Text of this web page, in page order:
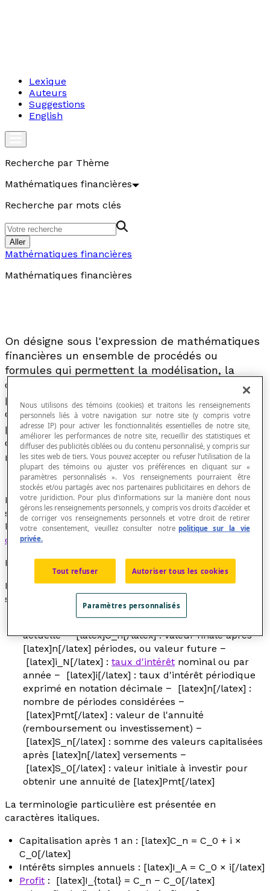
Lexique
Auteurs
Suggestions
English
Recherche par Thème
Mathématiques financières
Recherche par mots clés
Aller
Mathématiques financières
Mathématiques financières
On désigne sous l'expression de mathématiques
financières un ensemble de procédés ou
formules qui permettent la modélisation, la
quantification et la compréhension des
phénomènes régissant les opérations financières
d'une certaine duréetels que lesemprunts et
placements, lesinvestissementset les calculs
de rendement, notamment dans le domaine des
marchés financiers.
Les variables qui interviennent dans ces phénomènes
sont les montants investis ou empruntés, la durée de
l'investissement ou de l'amortissement et letaux
d'intérêt
Formules
Dans ce qui suit, les variables utilisées sont les
suivantes :
− [latex]C_0[/latex] : valeur initiale ou valeur
actuelle − [latex]C_n[/latex] : valeur finale après
[latex]n[/latex] périodes, ou valeur future −
[latex]i_N[/latex] : taux d'intérêt nominal ou par
année − [latex]i[/latex] : taux d'intérêt périodique
exprimé en notation décimale − [latex]n[/latex] :
nombre de périodes considérées −
[latex]Pmt[/latex] : valeur de l'annuité
(remboursement ou investissement) −
[latex]S_n[/latex] : somme des valeurs capitalisées
après [latex]n[/latex] versements −
[latex]S_0[/latex] : valeur initiale à investir pour
obtenir une annuité de [latex]Pmt[/latex]
La terminologie particulière est présentée en
caractères italiques.
Capitalisation après 1 an : [latex]C_n = C_0 + i ×
C_0[/latex]
Intérêts simples annuels : [latex]I_A = C_0 × i[/latex]
Profit : [latex]I_{total} = C_n − C_0[/latex]
Nous utilisons des témoins (cookies) et traitons les renseignements
personnels liés à votre navigation sur notre site (y compris votre
adresse IP) pour activer les fonctionnalités essentielles de notre site,
améliorer les performances de notre site, recueillir des statistiques et
diffuser des publicités ciblées ou du contenu personnalisé, y compris sur
les sites web de tiers. Vous pouvez accepter ou refuser l’utilisation de la
plupart des témoins ou ajuster vos préférences en cliquant sur «
paramètres personnalisés ». Vos renseignements pourraient être
stockés et/ou partagés avec nos partenaires publicitaires en dehors de
votre juridiction. Pour plus d’informations sur la manière dont nous
gérons les renseignements personnels, y compris vos droits d’accéder et
de corriger vos renseignements personnels et votre droit de retirer
votre consentement, veuillez consulter notre politique sur la vie
privée.
Tout refuser Autoriser tous les cookies
Paramètres personnalisés